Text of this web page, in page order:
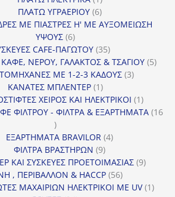
προϊόν
ΠΛΑΤΩ ΥΓΡΑΕΡΙΟΥ 66
προϊόντα
ΜΕ ΠΙΑΣΤΡΕΣ Η' ΜΕ ΑΥΞΟΜΕΙΩΣΗ
ΥΨΟΥΣ 66
προϊόντα
CAFE-ΠΑΓΩΤΟΥ 3535
προϊόντα
ΝΕΡΟΥ, ΓΑΛΑΚΤΟΣ & ΤΣΑΓΙΟΥ 55
ΜΕ 1-2-3 ΚΑΔΟΥΣ 33
ΚΑΝΑΤΕΣ ΜΠΛΕΝΤΕΡ 11
προϊόν
ΧΕΙΡΟΣ ΚΑΙ ΗΛΕΚΤΡΙΚΟΙ 11
προϊόν
ΦΙΛΤΡΟΥ - ΦΙΛΤΡΑ & ΕΞΑΡΤΗΜΑΤΑ 16
16
προϊόντα
ΕΞΑΡΤΗΜΑΤΑ BRAVILOR 44
ΦΙΛΤΡΑ ΒΡΑΣΤΗΡΩΝ 99
προϊόντα
ΚΑΙ ΣΥΣΚΕΥΕΣ ΠΡΟΕΤΟΙΜΑΣΙΑΣ 99
, ΠΕΡΙΒΑΛΛΟΝ & HACCP 5656
προϊόντα
ΜΑΧΑΙΡΙΩΝ ΗΛΕΚΤΡΙΚΟΙ ΜΕ UV 11